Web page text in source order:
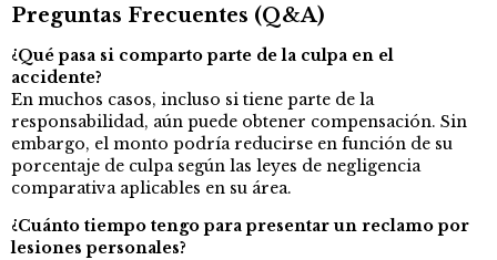
Preguntas Frecuentes (Q&A)
¿Qué pasa si comparto parte de la culpa en el
accidente?
En muchos casos, incluso si tiene parte de la
responsabilidad, aún puede obtener compensación. Sin
embargo, el monto podría reducirse en función de su
porcentaje de culpa según las leyes de negligencia
comparativa aplicables en su área.
¿Cuánto tiempo tengo para presentar un reclamo por
lesiones personales?